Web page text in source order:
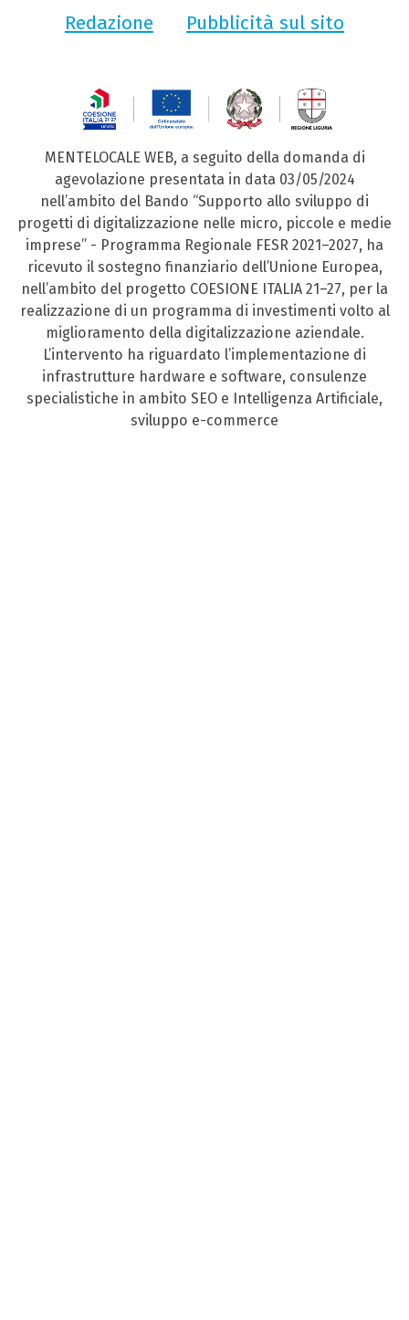
Redazione
Pubblicità sul sito
MENTELOCALE WEB, a seguito della domanda di
agevolazione presentata in data 03/05/2024
nell’ambito del Bando “Supporto allo sviluppo di
progetti di digitalizzazione nelle micro, piccole e medie
imprese” - Programma Regionale FESR 2021–2027, ha
ricevuto il sostegno finanziario dell’Unione Europea,
nell’ambito del progetto COESIONE ITALIA 21–27, per la
realizzazione di un programma di investimenti volto al
miglioramento della digitalizzazione aziendale.
L’intervento ha riguardato l’implementazione di
infrastrutture hardware e software, consulenze
specialistiche in ambito SEO e Intelligenza Artificiale,
sviluppo e-commerce